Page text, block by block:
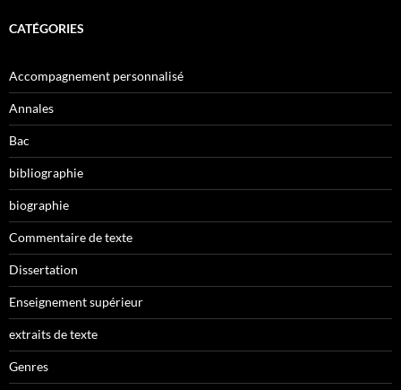
CATÉGORIES
Accompagnement personnalisé
Annales
Bac
bibliographie
biographie
Commentaire de texte
Dissertation
Enseignement supérieur
extraits de texte
Genres